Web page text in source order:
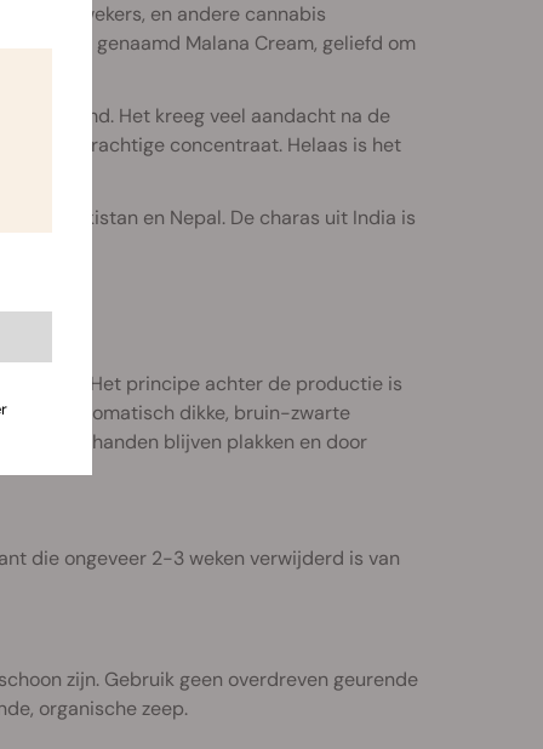
kwekers, en andere cannabis
charas, genaamd Malana Cream, geliefd om
genoemd. Het kreeg veel aandacht na de
dit zeer krachtige concentraat. Helaas is het
als Pakistan en Nepal. De charas uit India is
en wiet. Het principe achter de productie is
je automatisch dikke, bruin-zwarte
aan je handen blijven plakken en door
die ongeveer 2-3 weken verwijderd is van
zijn. Gebruik geen overdreven geurende
organische zeep.